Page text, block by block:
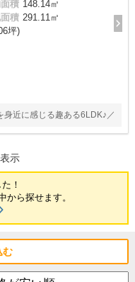
積 148.14㎡
積 291.11㎡
坪)
近に感じる趣ある6LDK♪／
示
！
から探せます。
む